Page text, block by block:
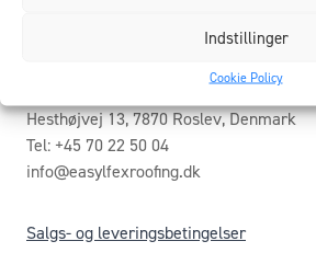
Indstillinger
Cookie Policy
Hesthøjvej 13, 7870 Roslev, Denmark
Tel: +45 70 22 50 04
info@easylfexroofing.dk
Salgs- og leveringsbetingelser